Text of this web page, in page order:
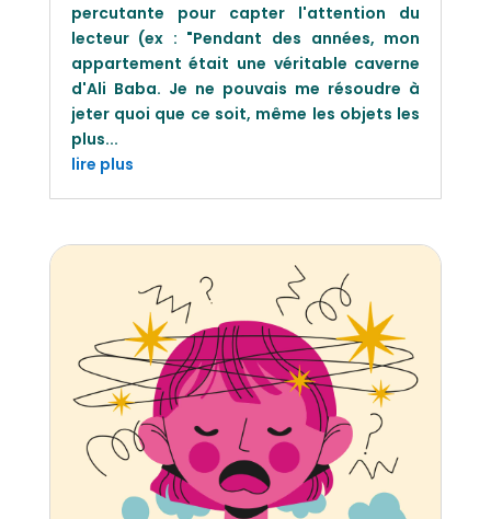
percutante pour capter l'attention du
lecteur (ex : "Pendant des années, mon
appartement était une véritable caverne
d'Ali Baba. Je ne pouvais me résoudre à
jeter quoi que ce soit, même les objets les
plus...
lire plus